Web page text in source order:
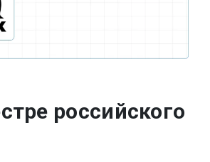
российского